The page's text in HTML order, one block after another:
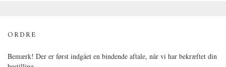
ORDRE
Bemærk! Der er først indgået en bindende aftale, når vi har bekræftet din